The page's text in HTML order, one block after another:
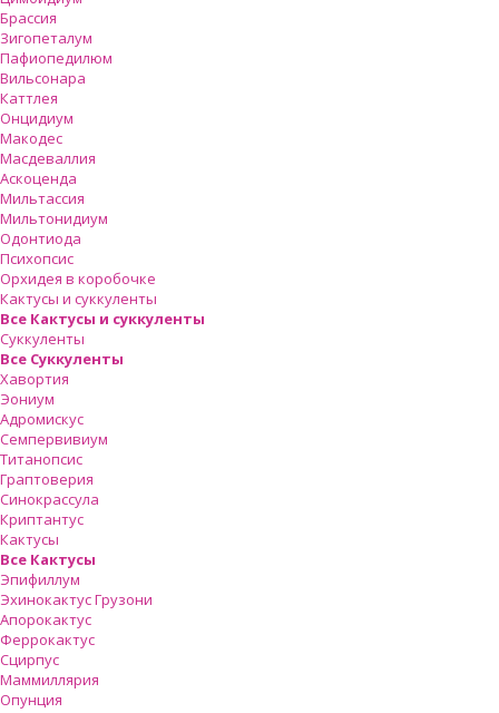
Брассия
Зигопеталум
Пафиопедилюм
Вильсонара
Каттлея
Онцидиум
Макодес
Масдеваллия
Аскоценда
Мильтассия
Мильтонидиум
Одонтиода
Психопсис
Орхидея в коробочке
Кактусы и суккуленты
Все Кактусы и суккуленты
Суккуленты
Все Суккуленты
Хавортия
Эониум
Адромискус
Семпервивиум
Титанопсис
Граптоверия
Синокрассула
Криптантус
Кактусы
Все Кактусы
Эпифиллум
Эхинокактус Грузони
Апорокактус
Феррокактус
Сцирпус
Маммиллярия
Опунция